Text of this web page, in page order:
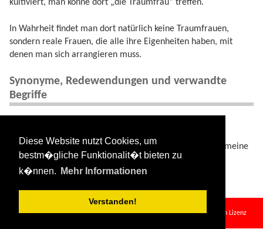
Diese Website nutzt Cookies, um
bestm�gliche Funktionalit�t bieten zu
k�nnen.
Mehr Informationen
Verstanden!
kultiviert, man könne dort „die Traumfrau“ treffen.
In Wahrheit findet man dort natürlich keine Traumfrauen,
sondern reale Frauen, die alle ihre Eigenheiten haben, mit
denen man sich arrangieren muss.
Synonyme, Redewendungen und verwandte
Begriffe
Sinnentleerte Begriffe: „Die Traumfrau finden“, „meine
Traumfrau finden“.
· Zuletzt geändert:2024/08/24 13:40
Falls nicht anders bezeichnet, ist der Inhalt dieses Wikis unter der folgenden Lizenz